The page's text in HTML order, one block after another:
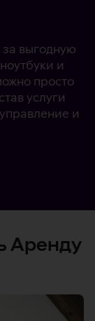
за выгодную
и
просто
услуги
и
Аренду